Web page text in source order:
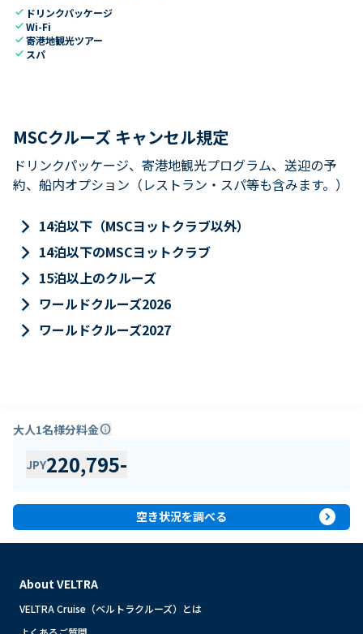
check ドリンクパッケージ
checkWi-Fi
check寄港地観光ツアー
check スパ
MSCクルーズ キャンセル規定
ドリンクパッケージ、寄港地観光プログラム、送迎の予
約、船内オプション（レストラン・スパ等も含みます。）
keyboard_arrow_right 14泊以下（MSCヨットクラブ以外）
keyboard_arrow_right 14泊以下のMSCヨットクラブ
keyboard_arrow_right 15泊以上のクルーズ
keyboard_arrow_right ワールドクルーズ2026
keyboard_arrow_right ワールドクルーズ2027
大人1名様分料金info
JPY220,795-
空き状況を調べる expand_circle_right
About VELTRA
VELTRA Cruise（ベルトラクルーズ）とは